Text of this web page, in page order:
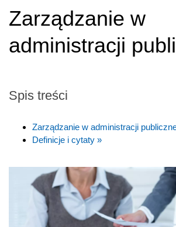
Zarządzanie w
administracji
Spis treści
Zarządzanie w administracji
Definicje i cytaty »